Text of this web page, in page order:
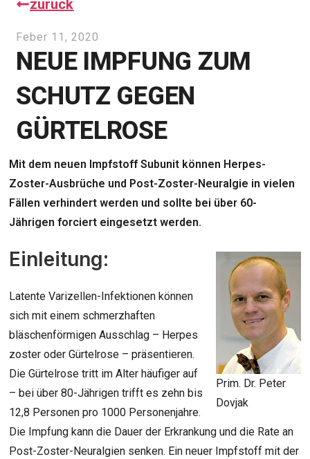
zurück
Feber 11, 2020
NEUE IMPFUNG ZUM
SCHUTZ GEGEN
GÜRTELROSE
Mit dem neuen Impfstoff Subunit können Herpes-
Zoster-Ausbrüche und Post-Zoster-Neuralgie in vielen
Fällen verhindert werden und sollte bei über 60-
Jährigen forciert eingesetzt werden.
Prim. Dr. Peter
Dovjak
Einleitung:
Latente Varizellen-Infektionen können
sich mit einem schmerzhaften
bläschenförmigen Ausschlag – Herpes
zoster oder Gürtelrose – präsentieren.
Die Gürtelrose tritt im Alter häufiger auf
– bei über 80-Jährigen trifft es zehn bis
12,8 Personen pro 1000 Personenjahre.
Die Impfung kann die Dauer der Erkrankung und die Rate an
Post-Zoster-Neuralgien senken. Ein neuer Impfstoff mit der